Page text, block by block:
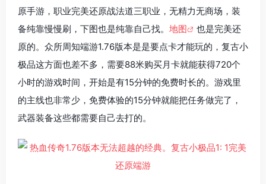
原手游，职业完美还原战法道三职业，无精力无商场，装
备纯靠慢慢刷，下图也是纯靠自己找。 地图
也是完美还
原的。众所周知端游1.76版本是是要点卡才能玩的，复古小
极品这方面也差不多，需要88米购买月卡就能获得720个
小时的游戏时间，开始是有15分钟的免费时长的。游戏里
的主线也非常少，免费体验的15分钟就能把任务做完了，
武器装备这些都需要自己去打的。